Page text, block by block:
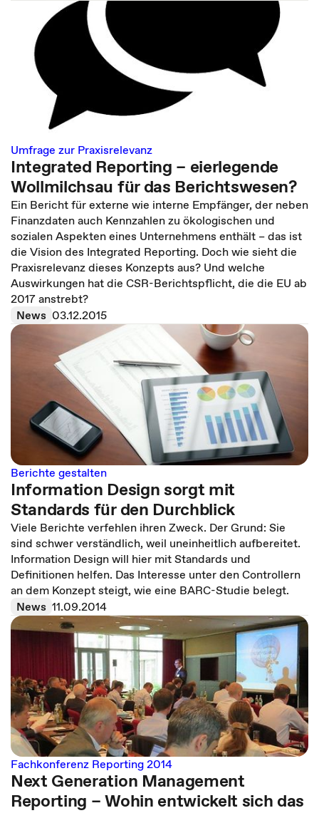
Umfrage zur Praxisrelevanz
Integrated Reporting – eierlegende
Wollmilchsau für das Berichtswesen?
Ein Bericht für externe wie interne Empfänger, der neben
Finanzdaten auch Kennzahlen zu ökologischen und
sozialen Aspekten eines Unternehmens enthält – das ist
die Vision des Integrated Reporting. Doch wie sieht die
Praxisrelevanz dieses Konzepts aus? Und welche
Auswirkungen hat die CSR-Berichtspflicht, die die EU ab
2017 anstrebt?
News 03.12.2015
Berichte gestalten
Information Design sorgt mit
Standards für den Durchblick
Viele Berichte verfehlen ihren Zweck. Der Grund: Sie
sind schwer verständlich, weil uneinheitlich aufbereitet.
Information Design will hier mit Standards und
Definitionen helfen. Das Interesse unter den Controllern
an dem Konzept steigt, wie eine BARC-Studie belegt.
News 11.09.2014
Fachkonferenz Reporting 2014
Next Generation Management
Reporting – Wohin entwickelt sich das